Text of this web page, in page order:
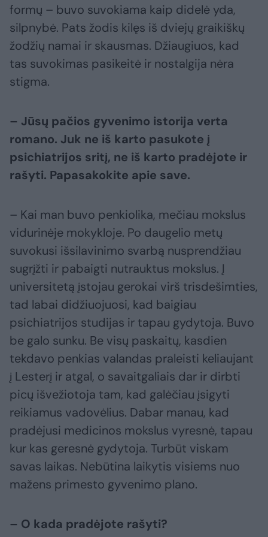
formų – buvo suvokiama kaip didelė yda,
silpnybė. Pats žodis kilęs iš dviejų graikiškų
žodžių namai ir skausmas. Džiaugiuos, kad
tas suvokimas pasikeitė ir nostalgija nėra
stigma.
– Jūsų pačios gyvenimo istorija verta
romano. Juk ne iš karto pasukote į
psichiatrijos sritį, ne iš karto pradėjote ir
rašyti. Papasakokite apie save.
– Kai man buvo penkiolika, mečiau mokslus
vidurinėje mokykloje. Po daugelio metų
suvokusi išsilavinimo svarbą nusprendžiau
sugrįžti ir pabaigti nutrauktus mokslus. Į
universitetą įstojau gerokai virš trisdešimties,
tad labai didžiuojuosi, kad baigiau
psichiatrijos studijas ir tapau gydytoja. Buvo
be galo sunku. Be visų paskaitų, kasdien
tekdavo penkias valandas praleisti keliaujant
į Lesterį ir atgal, o savaitgaliais dar ir dirbti
picų išvežiotoja tam, kad galėčiau įsigyti
reikiamus vadovėlius. Dabar manau, kad
pradėjusi medicinos mokslus vyresnė, tapau
kur kas geresnė gydytoja. Turbūt viskam
savas laikas. Nebūtina laikytis visiems nuo
mažens primesto gyvenimo plano.
– O kada pradėjote rašyti?